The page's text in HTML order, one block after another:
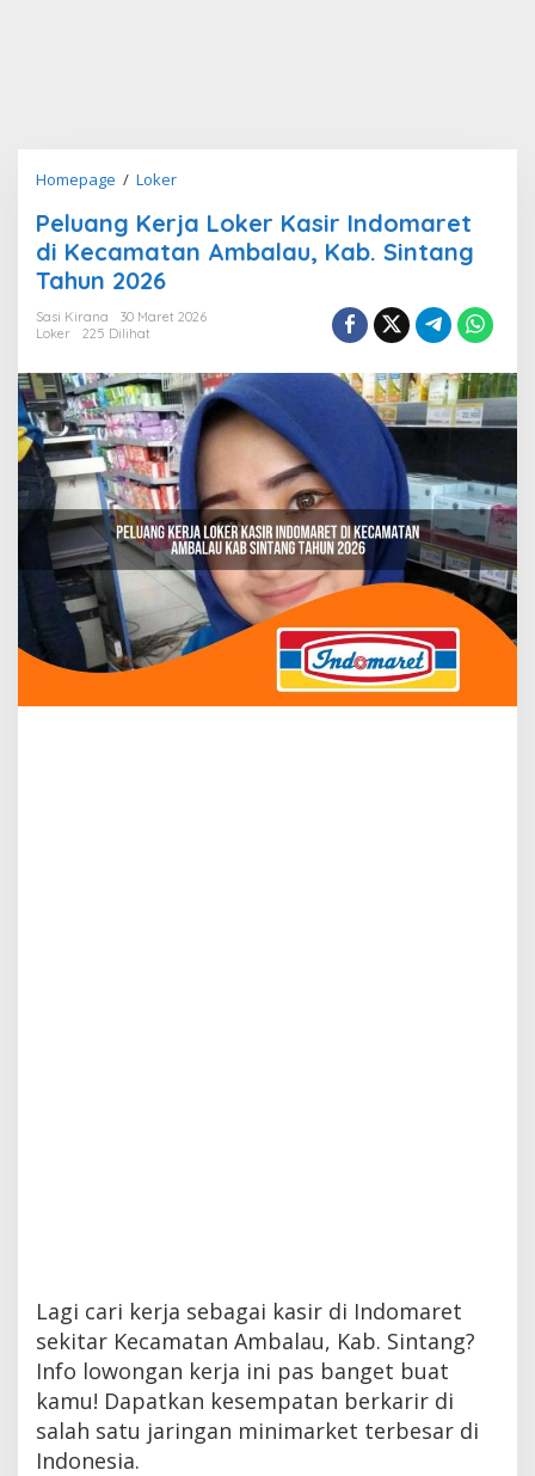
Homepage / LokerPeluang
Loker
Kasir
Kecamatan
Kab.
Sintang
Tahun
2026
Peluang Kerja Loker Kasir Indomaret
di Kecamatan Ambalau, Kab. Sintang
Tahun 2026
Sasi Kirana
30 Maret 2026
Loker
225 Dilihat
Lagi cari kerja sebagai kasir di Indomaret
sekitar Kecamatan Ambalau, Kab. Sintang?
Info lowongan kerja ini pas banget buat
kamu! Dapatkan kesempatan berkarir di
salah satu jaringan minimarket terbesar di
Indonesia.